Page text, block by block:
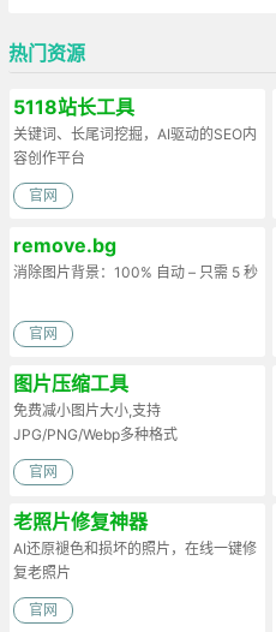
热门资源
5118站长工具
关键词、长尾词挖掘，AI驱动的SEO内
容创作平台
官网
remove.bg
消除图片背景：100% 自动 – 只需 5 秒
官网
图片压缩工具
免费减小图片大小,支持
JPG/PNG/Webp多种格式
官网
老照片修复神器
AI还原褪色和损坏的照片，在线一键修
复老照片
官网